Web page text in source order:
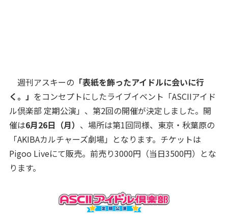
週刊アスキーの 「表紙を飾ったアイドルに会いに行
く。」 をコンセプトにしたライブイベント「ASCIIアイド
ル倶楽部 定期公演」、第2回の開催が決定しました。開
催は6月26日（月） 、場所は第1回同様、東京・秋葉原の
「AKIBAカルチャーズ劇場」となります。チケットは
Pigoo Liveにて販売。前売り3000円（当日3500円）とな
ります。